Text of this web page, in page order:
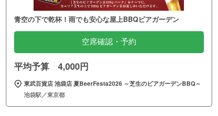
青空の下で乾杯！雨でも安心な屋上BBQビアガーデン
空席確認・予約
平均予算 4,000円
東武百貨店 池袋店 夏BeerFesta2026 ～芝生のビアガーデンBBQ～
池袋駅／東京都